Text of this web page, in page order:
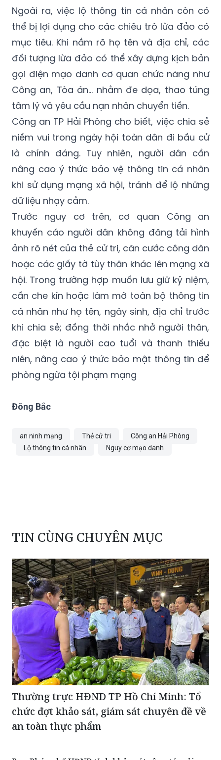
Ngoài ra, việc lộ thông tin cá nhân còn có
thể bị lợi dụng cho các chiêu trò lừa đảo có
mục tiêu. Khi nắm rõ họ tên và địa chỉ, các
đối tượng lừa đảo có thể xây dựng kịch bản
gọi điện mạo danh cơ quan chức năng như
Công an, Tòa án… nhằm đe dọa, thao túng
tâm lý và yêu cầu nạn nhân chuyển tiền.
Công an TP Hải Phòng cho biết, việc chia sẻ
niềm vui trong ngày hội toàn dân đi bầu cử
là chính đáng. Tuy nhiên, người dân cần
nâng cao ý thức bảo vệ thông tin cá nhân
khi sử dụng mạng xã hội, tránh để lộ những
dữ liệu nhạy cảm.
Trước nguy cơ trên, cơ quan Công an
khuyến cáo người dân không đăng tải hình
ảnh rõ nét của thẻ cử tri, căn cước công dân
hoặc các giấy tờ tùy thân khác lên mạng xã
hội. Trong trường hợp muốn lưu giữ kỷ niệm,
cần che kín hoặc làm mờ toàn bộ thông tin
cá nhân như họ tên, ngày sinh, địa chỉ trước
khi chia sẻ; đồng thời nhắc nhở người thân,
đặc biệt là người cao tuổi và thanh thiếu
niên, nâng cao ý thức bảo mật thông tin để
phòng ngừa tội phạm mạng
Đông Bắc
an ninh mạng Thẻ cử tri
Công an Hải Phòng
Lộ thông tin cá nhân
Nguy cơ mạo danh
TIN CÙNG CHUYÊN MỤC
Thường trực HĐND TP Hồ Chí Minh: Tổ
chức đợt khảo sát, giám sát chuyên đề về
an toàn thực phẩm